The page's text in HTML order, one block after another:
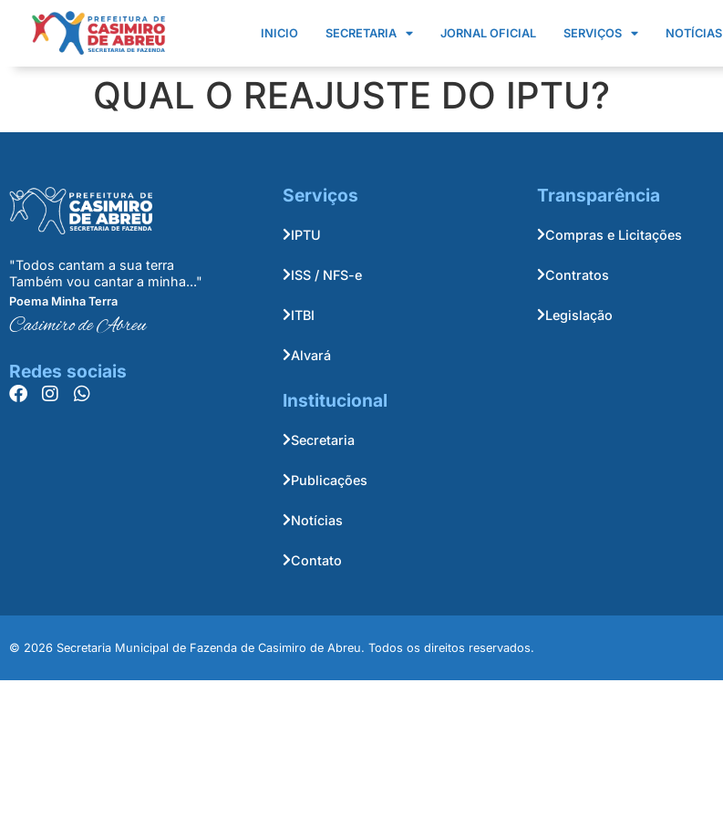
INICIO SECRETARIA JORNAL OFICIAL SERVIÇOS NOTÍCIAS
QUAL O REAJUSTE DO IPTU?
"Todos cantam a sua terra
Também vou cantar a minha..."
Poema Minha Terra
Casimiro de Abreu
Redes sociais
Serviços
IPTU
ISS / NFS-e
ITBI
Alvará
Institucional
Secretaria
Publicações
Notícias
Contato
Transparência
Compras e Licitações
Contratos
Legislação
© 2026 Secretaria Municipal de Fazenda de Casimiro de Abreu. Todos os direitos reservados.